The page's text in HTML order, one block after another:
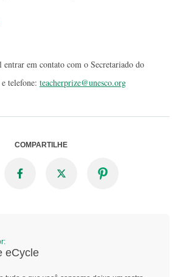
entrar em contato com o Secretariado do
telefone: teacherprize@unesco.org
COMPARTILHE
eCycle